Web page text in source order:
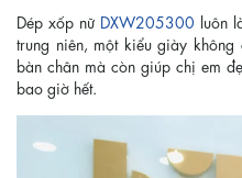
Dép xốp nữ DXW205300 luôn
trung niên, một kiểu giày
bàn chân mà còn giúp chị em
bao giờ hết.